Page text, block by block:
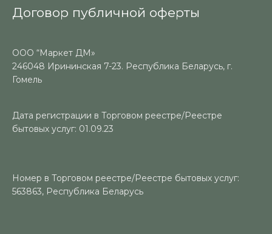
Договор публичной оферты
ООО “Маркет ДМ»
246048 Ирининская 7-23. Республика Беларусь, г.
Гомель
Дата регистрации в Торговом реестре/Реестре
бытовых услуг: 01.09.23
Номер в Торговом реестре/Реестре бытовых услуг:
563863, Республика Беларусь